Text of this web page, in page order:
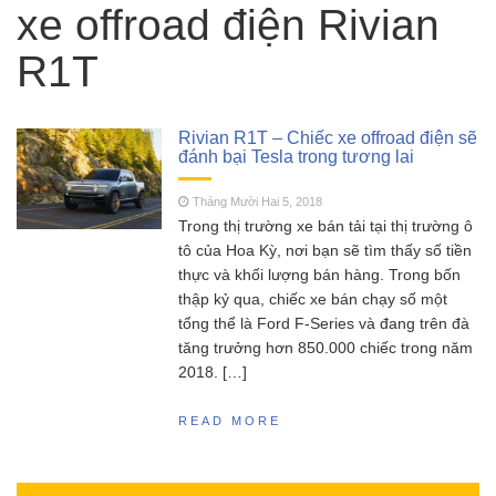
thường gặp của tàu thuyền rc điều khiển từ xa
Feilun
Tháng Năm 18, 2023
FT011 có còn đáng mua khi SR65 đã quá bá
Tháng Năm 13, 2023
SCY 16303 – Đúng nhận
sai cãi liệu có nên mua siêu phẩm xe drift
SCY16303 này ?
Tháng Năm 11, 2023
MJX Hyper go 16207 –
Siêu phẩm không đối thủ trong phân khúc 2
Đồ chơi RC HOBBY –
Chia sẻ kinh nghiệm toàn tập cho người mới
chơi mô hình điều khiển từ xa!
xe offroad điện Rivian
R1T
Rivian R1T – Chiếc xe offroad điện sẽ
đánh bại Tesla trong tương lai
Tháng Mười Hai 5, 2018
Trong thị trường xe bán tải tại thị trường ô
tô của Hoa Kỳ, nơi bạn sẽ tìm thấy số tiền
thực và khối lượng bán hàng. Trong bốn
thập kỷ qua, chiếc xe bán chạy số một
tổng thể là Ford F-Series và đang trên đà
tăng trưởng hơn 850.000 chiếc trong năm
2018. […]
READ MORE